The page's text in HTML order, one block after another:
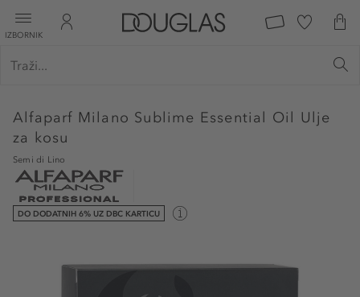
IZBORNIK
Alfaparf Milano Sublime Essential Oil Ulje
za kosu
Semi di Lino
DO DODATNIH 6% UZ DBC KARTICU